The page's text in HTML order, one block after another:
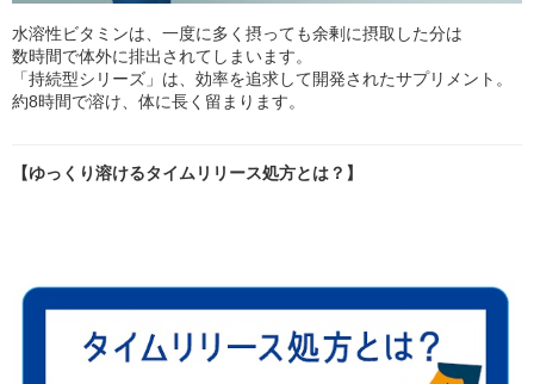
水溶性ビタミンは、一度に多く摂っても余剰に摂取した分は
数時間で体外に排出されてしまいます。
「持続型シリーズ」は、効率を追求して開発されたサプリメント。
約8時間で溶け、体に長く留まります。
【ゆっくり溶けるタイムリリース処方とは？】